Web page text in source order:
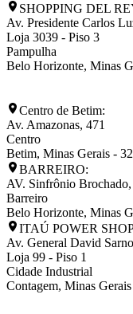
SHOPPING DEL
Av. Presidente Carlos
Loja 3039 - Piso 3
Pampulha
Belo Horizonte, Minas
Centro de Betim:
Av. Amazonas, 471
Centro
Betim, Minas Gerais -
BARREIRO:
AV. Sinfrônio
Barreiro
Belo Horizonte, Minas
ITAÚ POWER
Av. General David
Loja 99 - Piso 1
Cidade Industrial
Contagem, Minas Gerais